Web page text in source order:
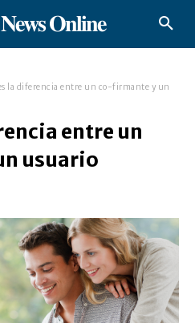
𝐎𝐧𝐥𝐢𝐧𝐞
la diferencia entre un co-firmante y un
entre un
usuario